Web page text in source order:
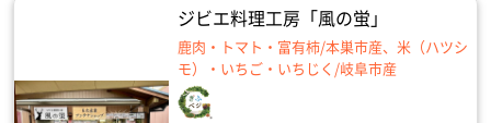
ジビエ料理工房「風の蛍」
鹿肉・トマト・富有柿/本巣市産、米（ハツシ
モ）・いちご・いちじく/岐阜市産